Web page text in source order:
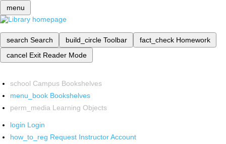
menu
search Search build_circle Toolbar fact_check Homework
cancel Exit Reader Mode
school Campus Bookshelves
menu_book Bookshelves
perm_media Learning Objects
login Login
how_to_reg Request Instructor Account